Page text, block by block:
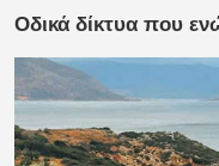
Οδικά δίκτυα που